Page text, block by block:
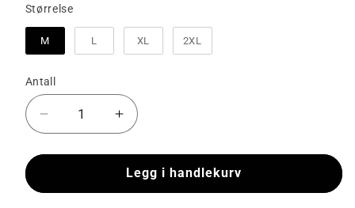
StørrelseStørrelse
M L XL 2XL
Antall
antallet
for
Sweat-
Øk
antallet
for
Peter
Sweat-
Legg i handlekurv